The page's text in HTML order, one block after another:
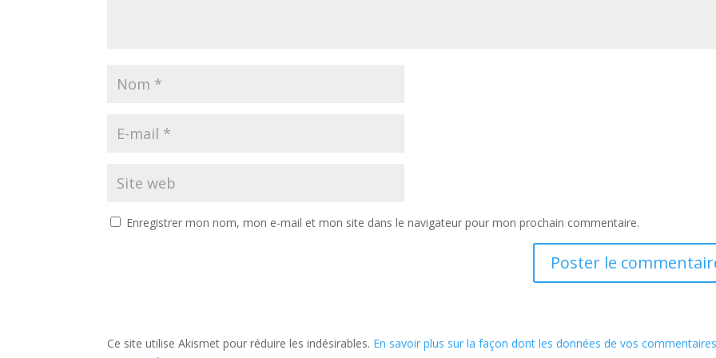
Enregistrer mon nom, mon e-mail et mon site dans le navigateur pour mon prochain commentaire.
Ce site utilise Akismet pour réduire les indésirables. En savoir plus sur la façon dont les données de vos